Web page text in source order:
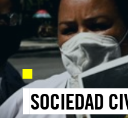
SOCIEDAD